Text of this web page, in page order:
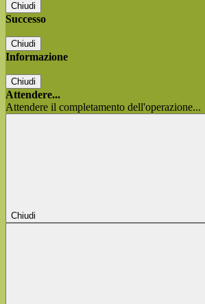
Chiudi
Successo
Chiudi
Informazione
Chiudi
Attendere...
Attendere il completamento dell'operazione...
Chiudi